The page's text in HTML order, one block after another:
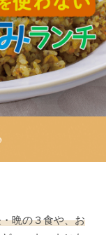
晩の３食や、お